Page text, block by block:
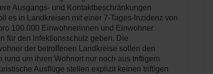
Ausgangs- und Kontaktbeschränkungen
es in Landkreisen mit einer 7-Tages-Inzidenz von
100.000 Einwohnerinnen und Einwohner
für den Infektionsschutz geben. Die
der betroffenen Landkreise sollen den
rund um ihren Wohnort nur noch aus triftigem
Ausflüge stellen explizit keinen triftigen